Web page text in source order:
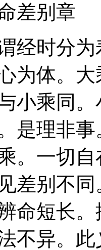
差别章
时分为
为体。
小乘同
是理非
。一切
差别不
命短长
不异。